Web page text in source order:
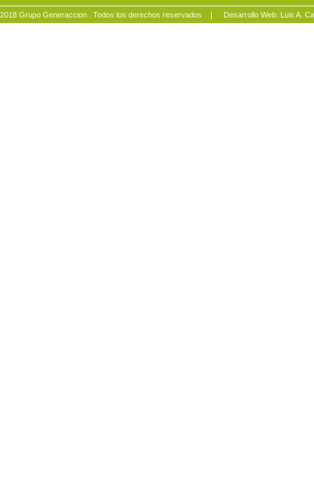
2018 Grupo Generaccion . Todos los derechos reservados | Desarrollo Web: Luis